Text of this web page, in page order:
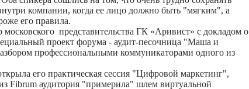
компании, когда ее лицо должно быть "мягким", а
его правила.
представительства ГК «Аривист» с докладом о
проект форума - аудит-песочница "Маша и
профессиональными коммуникаторами одного из
его практическая сессия "Цифровой маркетинг",
Fibrum аудитория "примерила" шлем виртуальной